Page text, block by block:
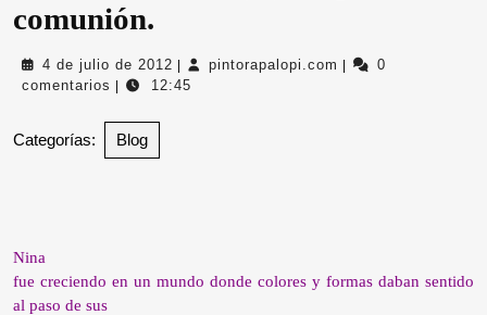
comunión.
4 de julio de 2012 4
de
pintorapalopi.com pintorapalopi.com
0
comentarios
12:45
Categorías: Blog
Nina
fue creciendo en un mundo donde colores y formas daban sentido
al paso de sus